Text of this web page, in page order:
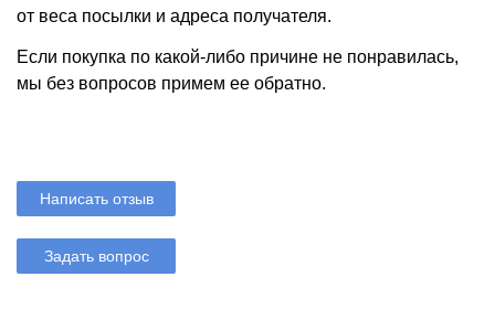
от веса посылки и адреса получателя.
Если покупка по какой-либо причине не понравилась,
мы без вопросов примем ее обратно.
Написать отзыв
Задать вопрос